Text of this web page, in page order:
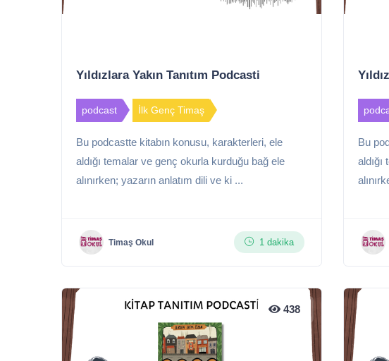
Yıldızlara Yakın Tanıtım Podcasti
podcast İlk Genç Timaş
Bu podcastte kitabın konusu, karakterleri, ele
aldığı temalar ve genç okurla kurduğu bağ ele
alınırken; yazarın anlatım dili ve ki ...
Timaş Okul 1 dakika
Bu
438